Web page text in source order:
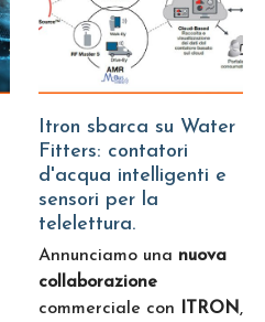
Itron sbarca su Water
Fitters: contatori
d'acqua intelligenti e
sensori per la
telelettura.
Annunciamo una nuova
collaborazione
commerciale con ITRON,